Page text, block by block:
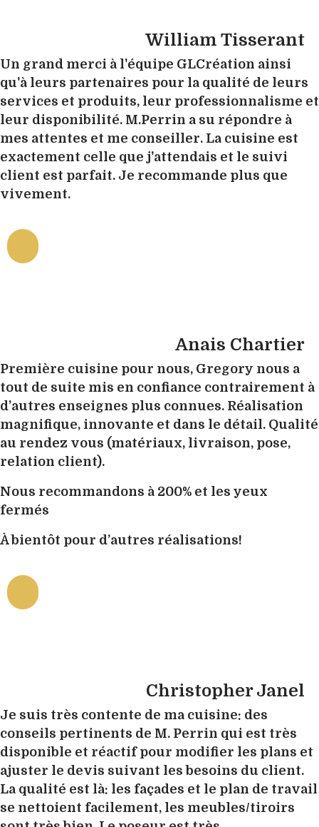
William Tisserant
Un grand merci à l'équipe GLCréation ainsi
qu'à leurs partenaires pour la qualité de leurs
services et produits, leur professionnalisme et
leur disponibilité. M.Perrin a su répondre à
mes attentes et me conseiller. La cuisine est
exactement celle que j'attendais et le suivi
client est parfait. Je recommande plus que
vivement.
Anais Chartier
Première cuisine pour nous, Gregory nous a
tout de suite mis en confiance contrairement à
d’autres enseignes plus connues. Réalisation
magnifique, innovante et dans le détail. Qualité
au rendez vous (matériaux, livraison, pose,
relation client).
Nous recommandons à 200% et les yeux
fermés
À bientôt pour d’autres réalisations!
Christopher Janel
Je suis très contente de ma cuisine: des
conseils pertinents de M. Perrin qui est très
disponible et réactif pour modifier les plans et
ajuster le devis suivant les besoins du client.
La qualité est là: les façades et le plan de travail
se nettoient facilement, les meubles/tiroirs